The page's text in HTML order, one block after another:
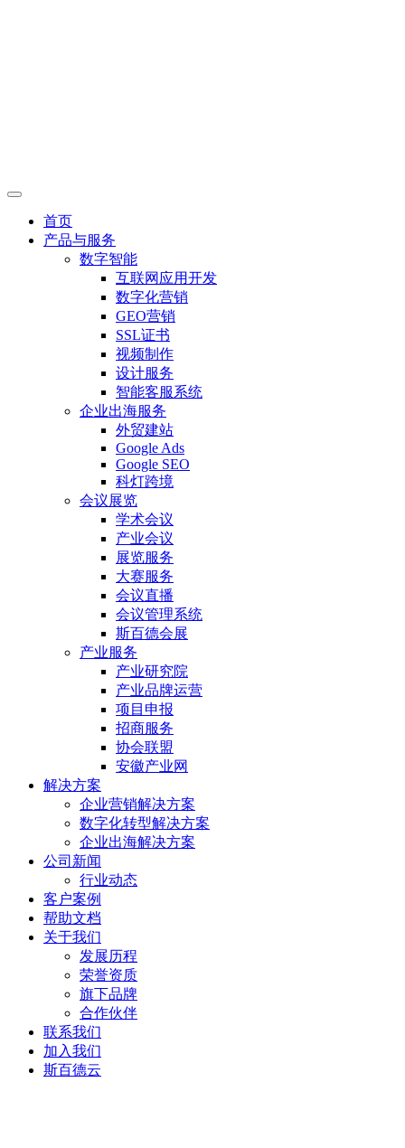
首页
产品与服务
数字智能
互联网应用开发
数字化营销
GEO营销
SSL证书
视频制作
设计服务
智能客服系统
企业出海服务
外贸建站
Google Ads
Google SEO
科灯跨境
会议展览
学术会议
产业会议
展览服务
大赛服务
会议直播
会议管理系统
斯百德会展
产业服务
产业研究院
产业品牌运营
项目申报
招商服务
协会联盟
安徽产业网
解决方案
企业营销解决方案
数字化转型解决方案
企业出海解决方案
公司新闻
行业动态
客户案例
帮助文档
关于我们
发展历程
荣誉资质
旗下品牌
合作伙伴
联系我们
加入我们
斯百德云